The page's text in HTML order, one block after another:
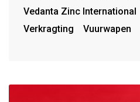
Vedanta Zinc International
Verkragting
Vuurwapen